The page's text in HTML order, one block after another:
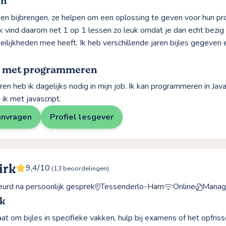
bijbrengen, ze helpen om een oplossing te geven voor hun
vind daarom net 1 op 1 lessen zo leuk omdat je dan echt
mee heeft. Ik heb verschillende jaren bijles gegeven
programmeren
heb ik dagelijks nodig in mijn job. Ik kan programmeren in
met javascript.
Profiel lesgever
9,4/10 (13 beoordelingen)
na persoonlijk gesprek Tessenderlo-Ham Online
om bijles in specifieke vakken, hulp bij examens of het